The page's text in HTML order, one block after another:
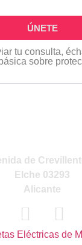
ÚNETE
tu consulta,
sobre
de
Elche 03293
Alicante
Eléctricas de